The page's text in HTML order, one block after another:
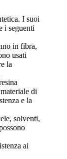
I suoi
i seguenti
in fibra,
usati
la
di
e la
solventi,
ai